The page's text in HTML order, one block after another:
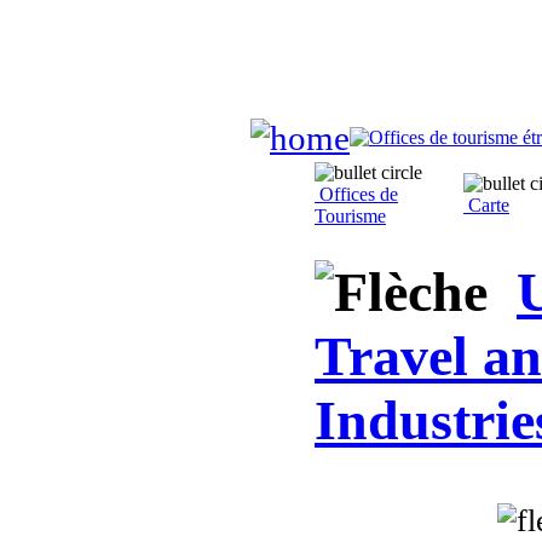
Offices de
Tourisme
Carte
Travel